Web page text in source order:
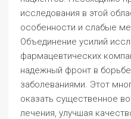
исследования в этой
особенности и слабые
Объединение усилий
фармацевтических
надежный фронт в
заболеваниями. Этот
оказать существенное
лечения, улучшая